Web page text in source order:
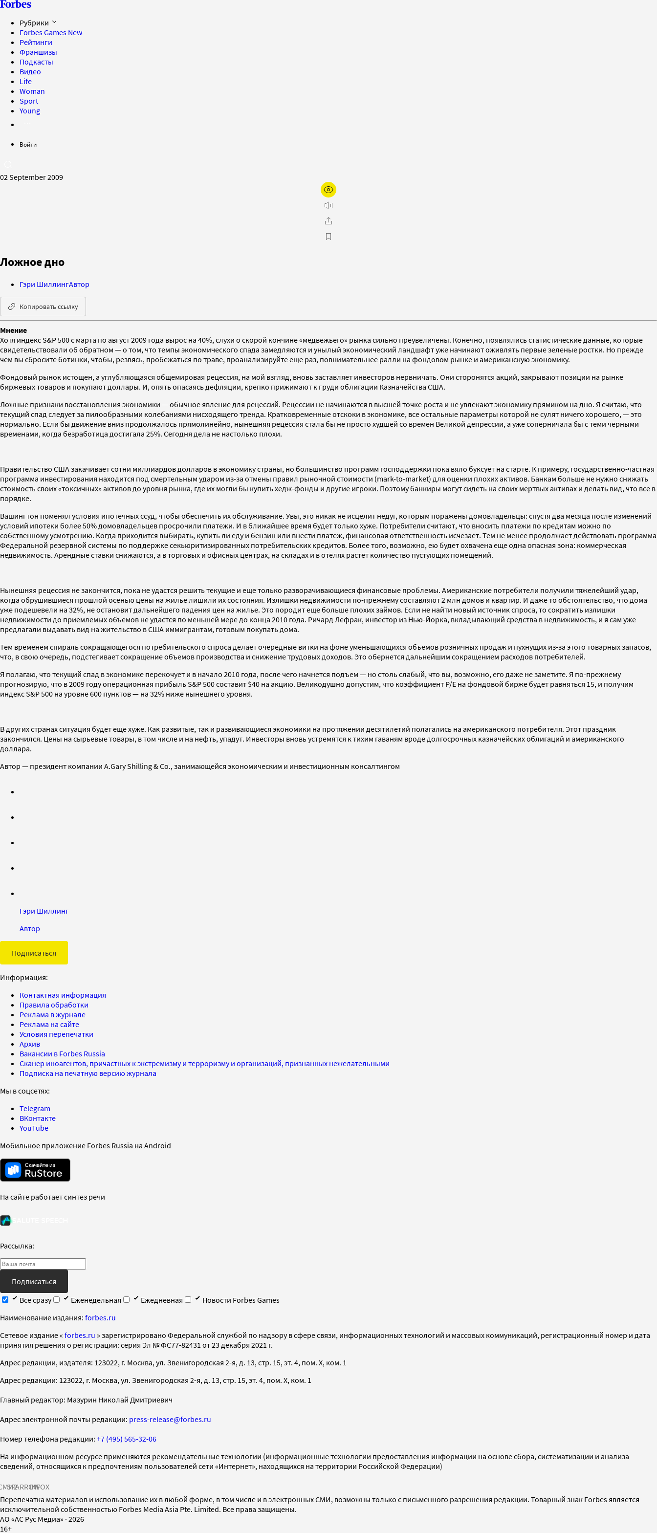
Рубрики
Forbes Games New
Рейтинги
Франшизы
Подкасты
Видео
Life
Woman
Sport
Young
Войти
02 September 2009
Ложное дно
Гэри ШиллингАвтор
Копировать ссылку
Мнение
Хотя индекс S&P 500 с марта по август 2009 года вырос на 40%, слухи о скорой кончине «медвежьего» рынка сильно преувеличены. Конечно, появлялись статистические данные, которые
свидетельствовали об обратном — о том, что темпы экономического спада замедляются и унылый экономический ландшафт уже начинают оживлять первые зеленые ростки. Но прежде
чем вы сбросите ботинки, чтобы, резвясь, пробежаться по траве, проанализируйте еще раз, повнимательнее ралли на фондовом рынке и американскую экономику.
Фондовый рынок истощен, а углубляющаяся общемировая рецессия, на мой взгляд, вновь заставляет инвесторов нервничать. Они сторонятся акций, закрывают позиции на рынке
биржевых товаров и покупают доллары. И, опять опасаясь дефляции, крепко прижимают к груди облигации Казначейства США.
Ложные признаки восстановления экономики — обычное явление для рецессий. Рецессии не начинаются в высшей точке роста и не увлекают экономику прямиком на дно. Я считаю, что
текущий спад следует за пилообразными колебаниями нисходящего тренда. Кратковременные отскоки в экономике, все остальные параметры которой не сулят ничего хорошего, — это
нормально. Если бы движение вниз продолжалось прямолинейно, нынешняя рецессия стала бы не просто худшей со времен Великой депрессии, а уже соперничала бы с теми черными
временами, когда безработица достигала 25%. Сегодня дела не настолько плохи.
Правительство США закачивает сотни миллиардов долларов в экономику страны, но большинство программ господдержки пока вяло буксует на старте. К примеру, государственно-частная
программа инвестирования находится под смертельным ударом из-за отмены правил рыночной стоимости (mark-to-market) для оценки плохих активов. Банкам больше не нужно снижать
стоимость своих «токсичных» активов до уровня рынка, где их могли бы купить хедж-фонды и другие игроки. Поэтому банкиры могут сидеть на своих мертвых активах и делать вид, что все в
порядке.
Вашингтон поменял условия ипотечных ссуд, чтобы обеспечить их обслуживание. Увы, это никак не исцелит недуг, которым поражены домовладельцы: спустя два месяца после изменений
условий ипотеки более 50% домовладельцев просрочили платежи. И в ближайшее время будет только хуже. Потребители считают, что вносить платежи по кредитам можно по
собственному усмотрению. Когда приходится выбирать, купить ли еду и бензин или внести платеж, финансовая ответственность исчезает. Тем не менее продолжает действовать программа
Федеральной резервной системы по поддержке секьюритизированных потребительских кредитов. Более того, возможно, ею будет охвачена еще одна опасная зона: коммерческая
недвижимость. Арендные ставки снижаются, а в торговых и офисных центрах, на складах и в отелях растет количество пустующих помещений.
Нынешняя рецессия не закончится, пока не удастся решить текущие и еще только разворачивающиеся финансовые проблемы. Американские потребители получили тяжелейший удар,
когда обрушившиеся прошлой осенью цены на жилье лишили их состояния. Излишки недвижимости по-прежнему составляют 2 млн домов и квартир. И даже то обстоятельство, что дома
уже подешевели на 32%, не остановит дальнейшего падения цен на жилье. Это породит еще больше плохих займов. Если не найти новый источник спроса, то сократить излишки
недвижимости до приемлемых объемов не удастся по меньшей мере до конца 2010 года. Ричард Лефрак, инвестор из Нью-Йорка, вкладывающий средства в недвижимость, и я сам уже
предлагали выдавать вид на жительство в США иммигрантам, готовым покупать дома.
Тем временем спираль сокращающегося потребительского спроса делает очередные витки на фоне уменьшающихся объемов розничных продаж и пухнущих из-за этого товарных запасов,
что, в свою очередь, подстегивает сокращение объемов производства и снижение трудовых доходов. Это обернется дальнейшим сокращением расходов потребителей.
Я полагаю, что текущий спад в экономике перекочует и в начало 2010 года, после чего начнется подъем — но столь слабый, что вы, возможно, его даже не заметите. Я по-прежнему
прогнозирую, что в 2009 году операционная прибыль S&P 500 составит $40 на акцию. Великодушно допустим, что коэффициент P/E на фондовой бирже будет равняться 15, и получим
индекс S&P 500 на уровне 600 пунктов — на 32% ниже нынешнего уровня.
В других странах ситуация будет еще хуже. Как развитые, так и развивающиеся экономики на протяжении десятилетий полагались на американского потребителя. Этот праздник
закончился. Цены на сырьевые товары, в том числе и на нефть, упадут. Инвесторы вновь устремятся к тихим гаваням вроде долгосрочных казначейских облигаций и американского
доллара.
Автор — президент компании A.Gary Shilling & Co., занимающейся экономическим и инвестиционным консалтингом
Гэри Шиллинг
Автор
Подписаться
Информация:
Контактная информация
Правила обработки
Реклама в журнале
Реклама на сайте
Условия перепечатки
Архив
Вакансии в Forbes Russia
Сканер иноагентов, причастных к экстремизму и терроризму и организаций, признанных нежелательными
Подписка на печатную версию журнала
Мы в соцсетях:
Telegram
ВКонтакте
YouTube
Мобильное приложение Forbes Russia на Android
На сайте работает синтез речи
Рассылка:
Подписаться
Все сразу
Еженедельная Ежедневная
Новости Forbes Games
Наименование издания: forbes.ru
Cетевое издание « forbes.ru » зарегистрировано Федеральной службой по надзору в сфере связи, информационных технологий и массовых коммуникаций, регистрационный номер и дата
принятия решения о регистрации: серия Эл № ФС77-82431 от 23 декабря 2021 г.
Адрес редакции, издателя: 123022, г. Москва, ул. Звенигородская 2-я, д. 13, стр. 15, эт. 4, пом. X, ком. 1
Адрес редакции: 123022, г. Москва, ул. Звенигородская 2-я, д. 13, стр. 15, эт. 4, пом. X, ком. 1
Главный редактор: Мазурин Николай Дмитриевич
Адрес электронной почты редакции: press-release@forbes.ru
Номер телефона редакции: +7 (495) 565-32-06
На информационном ресурсе применяются рекомендательные технологии (информационные технологии предоставления информации на основе сбора, систематизации и анализа
сведений, относящихся к предпочтениям пользователей сети «Интернет», находящихся на территории Российской Федерации)
SPARROWINFOX
Перепечатка материалов и использование их в любой форме, в том числе и в электронных СМИ, возможны только с письменного разрешения редакции. Товарный знак Forbes является
исключительной собственностью Forbes Media Asia Pte. Limited. Все права защищены.
AO «АС Рус Медиа» · 2026
16+